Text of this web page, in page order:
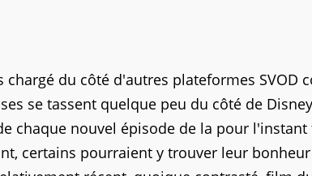
du côté d'autres plateformes SVOD
se tassent quelque peu du côté de
chaque nouvel épisode de la pour
certains pourraient y trouver leur